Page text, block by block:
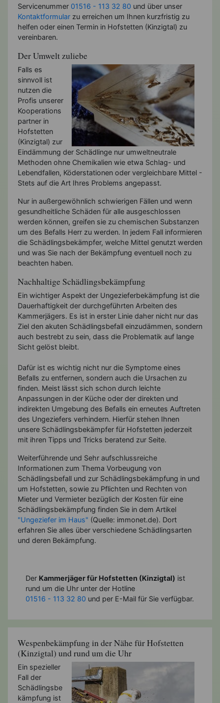
Servicenummer 01516 - 113 32 80 und über unser
Kontaktformular zu erreichen um Ihnen kurzfristig zu
helfen oder einen Termin in Hofstetten (Kinzigtal) zu
vereinbaren.
Der Umwelt zuliebe
Falls es
sinnvoll ist
nutzen die
Profis unserer
Kooperations
partner in
Hofstetten
(Kinzigtal) zur
Eindämmung der Schädlinge nur umweltneutrale
Methoden ohne Chemikalien wie etwa Schlag- und
Lebendfallen, Köderstationen oder vergleichbare Mittel -
Stets auf die Art Ihres Problems angepasst.
Nur in außergewöhnlich schwierigen Fällen und wenn
gesundheitliche Schäden für alle ausgeschlossen
werden können, greifen sie zu chemischen Substanzen
um des Befalls Herr zu werden. In jedem Fall informieren
die Schädlingsbekämpfer, welche Mittel genutzt werden
und was Sie nach der Bekämpfung eventuell noch zu
beachten haben.
Nachhaltige Schädlingsbekämpfung
Ein wichtiger Aspekt der Ungezieferbekämpfung ist die
Dauerhaftigkeit der durchgeführten Arbeiten des
Kammerjägers. Es ist in erster Linie daher nicht nur das
Ziel den akuten Schädlingsbefall einzudämmen, sondern
auch bestrebt zu sein, dass die Problematik auf lange
Sicht gelöst bleibt.
Dafür ist es wichtig nicht nur die Symptome eines
Befalls zu entfernen, sondern auch die Ursachen zu
finden. Meist lässt sich schon durch leichte
Anpassungen in der Küche oder der direkten und
indirekten Umgebung des Befalls ein erneutes Auftreten
des Ungeziefers verhindern. Hierfür stehen Ihnen
unsere Schädlingsbekämpfer für Hofstetten jederzeit
mit ihren Tipps und Tricks beratend zur Seite.
Weiterführende und Sehr aufschlussreiche
Informationen zum Thema Vorbeugung von
Schädlingsbefall und zur Schädlingsbekämpfung in und
um Hofstetten, sowie zu Pflichten und Rechten von
Mieter und Vermieter bezüglich der Kosten für eine
Schädlingsbekämpfung finden Sie in dem Artikel
"Ungeziefer im Haus" (Quelle: immonet.de). Dort
erfahren Sie alles über verschiedene Schädlingsarten
und deren Bekämpfung.
Der Kammerjäger für Hofstetten (Kinzigtal) ist
rund um die Uhr unter der Hotline
01516 - 113 32 80 und per E-Mail für Sie verfügbar.
Wespenbekämpfung in der Nähe für Hofstetten
(Kinzigtal) und rund um die Uhr
Ein spezieller
Fall der
Schädlingsbe
kämpfung ist